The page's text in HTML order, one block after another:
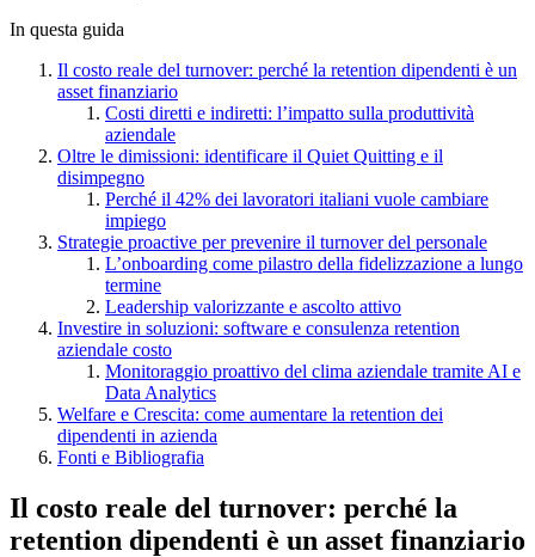
In questa guida
Il costo reale del turnover: perché la retention dipendenti è un
asset finanziario
Costi diretti e indiretti: l’impatto sulla produttività
aziendale
Oltre le dimissioni: identificare il Quiet Quitting e il
disimpegno
Perché il 42% dei lavoratori italiani vuole cambiare
impiego
Strategie proactive per prevenire il turnover del personale
L’onboarding come pilastro della fidelizzazione a lungo
termine
Leadership valorizzante e ascolto attivo
Investire in soluzioni: software e consulenza retention
aziendale costo
Monitoraggio proattivo del clima aziendale tramite AI e
Data Analytics
Welfare e Crescita: come aumentare la retention dei
dipendenti in azienda
Fonti e Bibliografia
Il costo reale del turnover: perché la
retention dipendenti è un asset finanziario